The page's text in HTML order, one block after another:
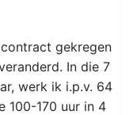
gekregen
In die 7
werk ik i.p.v. 64
100-170 uur in 4